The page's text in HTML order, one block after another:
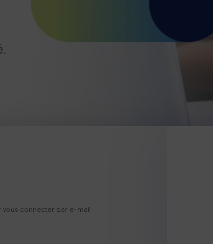
vous connecter par e-mail